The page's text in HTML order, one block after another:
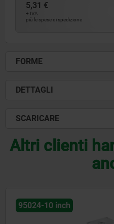
5,31 €
+ IVA
più le spese di spedizione
FORME
DETTAGLI
SCARICARE
Altri clienti
95024-10 inch